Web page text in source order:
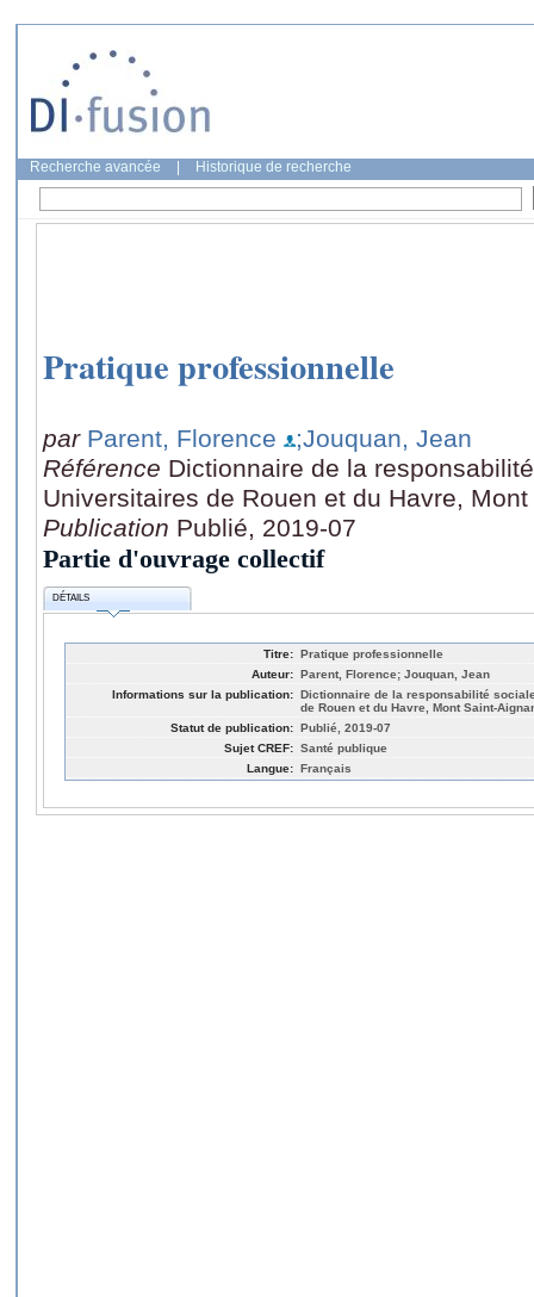
Recherche avancée Historique de recherche
Pratique professionnelle
par Parent, Florence
;Jouquan, Jean
Référence Dictionnaire de la
Universitaires de Rouen et du Havre,
Publication Publié, 2019-07
Partie d'ouvrage collectif
DÉTAILS
Titre: Pratique professionnelle
Auteur: Parent, Florence; Jouquan, Jean
Informations sur la publication: Dictionnaire de la responsabilité
de Rouen et du Havre, Mont Saint-
Statut de publication: Publié, 2019-07
Sujet CREF: Santé publique
Langue: Français